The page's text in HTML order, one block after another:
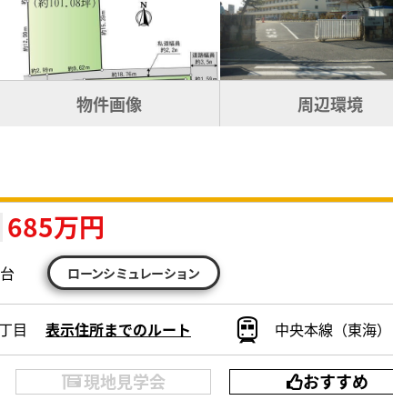
物件画像 周辺環境
685万円
ローンシミュレーション
目 表示住所までのルート 中央本線（東海
現地見学会 おすすめ